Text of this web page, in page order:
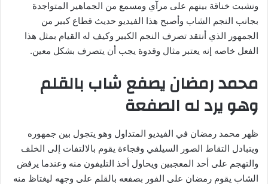
ي
ا
ونشبت خناقة بينهم على مرآي ومسمع من الجماهير المتواجدة
بجانب النجم الشاب وأصبح هذا الفيديو حديث قطاع كبير من
الجمهور الذي أنتقد تصرف النجم الكبير وكيف له القيام بمثل هذا
الفعل خاصه إنه يعتبر مثال وقدوة يجب أن يتصرف بشكل معين.
محمد رمضان يصفع شاب بالقلم
وهو يرد له الصفعة
ظهر محمد رمضان في الفيديو المتداول وهو يتجول بين جمهوره
ويتبادل التقاط الصور السيلفي وفجاءة يقوم بالالتفات إلى الخلف
والتهجم على أحد المعجبين ويحاول أخذ التليفون منه وعندما يرفض
الشاب يقوم رمضان على الفور بصفعه بالقلم على وجهه ليغتاظ منه